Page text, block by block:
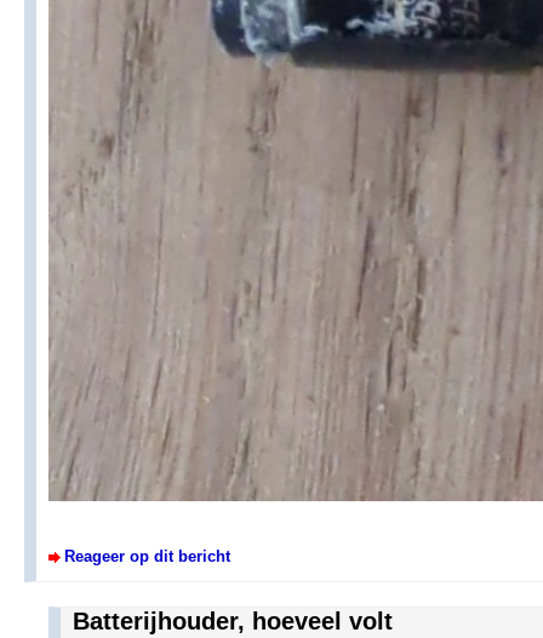
Reageer op dit bericht
Batterijhouder, hoeveel volt